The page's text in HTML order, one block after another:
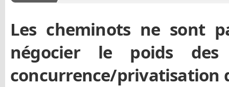
Les cheminots ne sont
négocier le poids
concurrence/privatisation